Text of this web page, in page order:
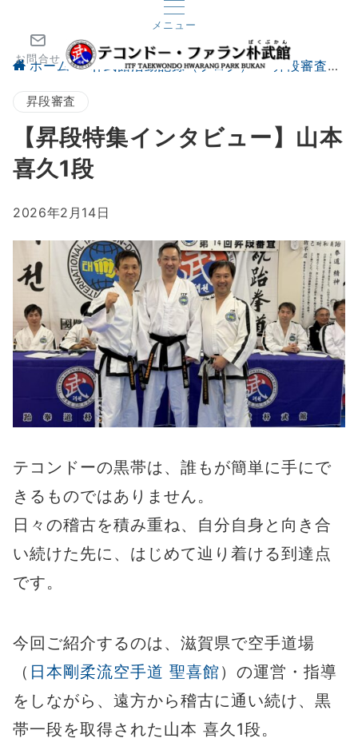
メニュー
お問合せ
ホーム 朴武館活動記録（ブログ） 昇段審査
昇段審査
【昇段特集インタビュー】山本
喜久1段
2026年2月14日
テコンドーの黒帯は、誰もが簡単に手にで
きるものではありません。
日々の稽古を積み重ね、自分自身と向き合
い続けた先に、はじめて辿り着ける到達点
です。
今回ご紹介するのは、滋賀県で空手道場
（ 日本剛柔流空手道 聖喜館 ）の運営・指導
をしながら、遠方から稽古に通い続け、黒
帯一段を取得された山本 喜久1段。